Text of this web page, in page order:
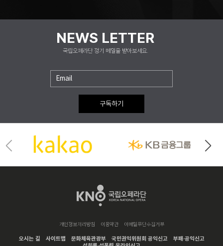
NEWS LETTER
국립오페라단 정기 메일을 받아보세요.
구독하기
개인정보처리방침 이용약관 이메일무단수집거부
오시는 길 사이트맵 문화체육관광부 국민권익위원회 공익신고
부패·공익신고